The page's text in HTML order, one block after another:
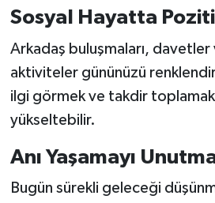
Sosyal Hayatta
Arkadaş buluşmaları,
aktiviteler gününüzü
ilgi görmek ve takdir
yükseltebilir.
Anı Yaşamayı
Bugün sürekli geleceği